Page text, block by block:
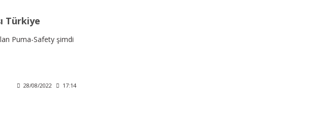
Türkiye
Puma-Safety şimdi
28/08/2022 17:14